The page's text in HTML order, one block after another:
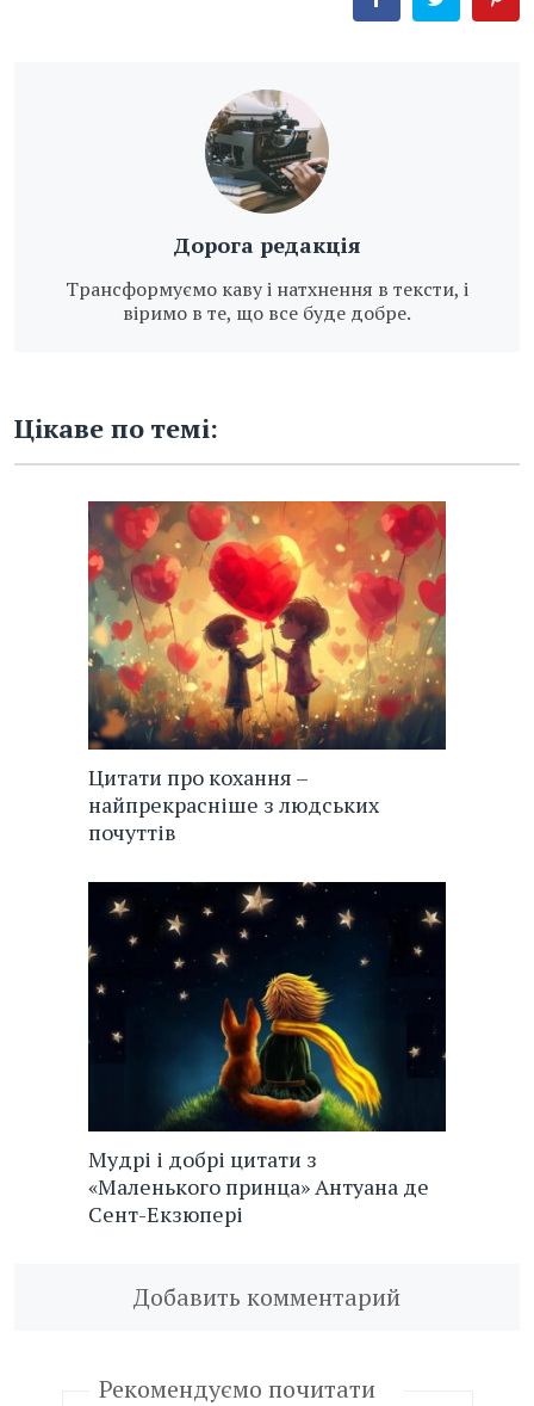
Дорога редакція
Трансформуємо каву і натхнення в тексти, і
віримо в те, що все буде добре.
Цікаве по темі:
Цитати про кохання –
найпрекрасніше з людських
почуттів
Мудрі і добрі цитати з
«Маленького принца» Антуана де
Сент-Екзюпері
Добавить комментарий
Рекомендуємо почитати